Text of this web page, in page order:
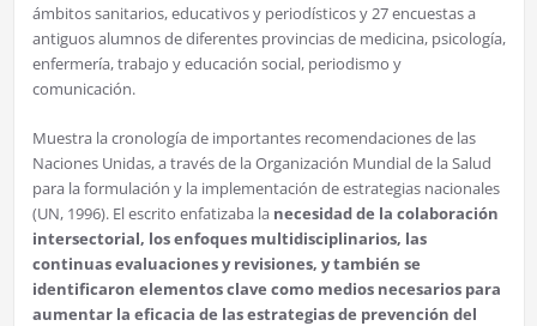
ámbitos sanitarios, educativos y periodísticos y 27 encuestas a
antiguos alumnos de diferentes provincias de medicina, psicología,
enfermería, trabajo y educación social, periodismo y
comunicación.
Muestra la cronología de importantes recomendaciones de las
Naciones Unidas, a través de la Organización Mundial de la Salud
para la formulación y la implementación de estrategias nacionales
(UN, 1996). El escrito enfatizaba la necesidad de la colaboración
intersectorial, los enfoques multidisciplinarios, las
continuas evaluaciones y revisiones, y también se
identificaron elementos clave como medios necesarios para
aumentar la eficacia de las estrategias de prevención del